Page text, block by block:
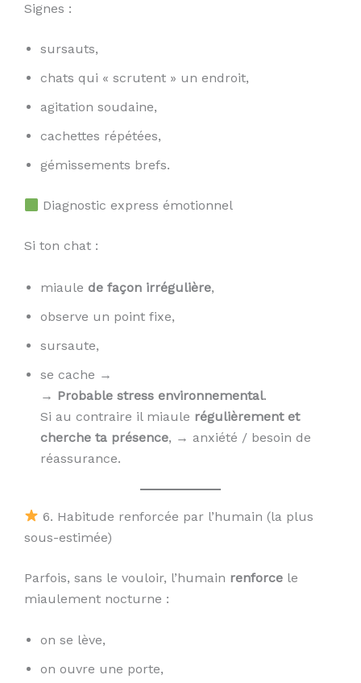
Signes :
sursauts,
chats qui « scrutent » un endroit,
agitation soudaine,
cachettes répétées,
gémissements brefs.
Diagnostic express émotionnel
Si ton chat :
miaule de façon irrégulière,
observe un point fixe,
sursaute,
se cache →
→ Probable stress environnemental.
Si au contraire il miaule régulièrement et
cherche ta présence, → anxiété / besoin de
réassurance.
6. Habitude renforcée par l’humain (la plus
sous-estimée)
Parfois, sans le vouloir, l’humain renforce le
miaulement nocturne :
on se lève,
on ouvre une porte,